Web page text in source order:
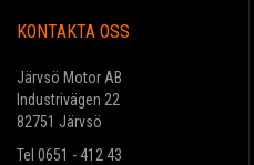
KONTAKTA OSS
Järvsö Motor AB
Industrivägen 22
82751 Järvsö
Tel 0651 - 412 43